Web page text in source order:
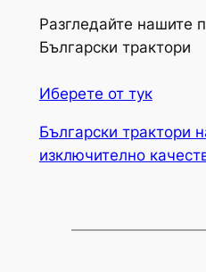
Разгледайте нашите
Български трактори
Иберете от тук
Български трактори
изключително